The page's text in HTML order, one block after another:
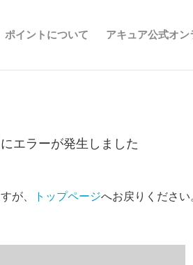
ポイントについて アキュア公式オ
エラーが発生しました
が、 トップページへお戻りください